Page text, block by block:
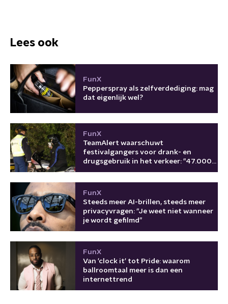
Lees ook
FunX
Pepperspray als zelfverdediging: mag
dat eigenlijk wel?
FunX
TeamAlert waarschuwt
festivalgangers voor drank- en
drugsgebruik in het verkeer: "47.000
FunX
Steeds meer AI-brillen, steeds meer
privacyvragen: “Je weet niet wanneer
je wordt gefilmd”
FunX
Van 'clock it' tot Pride: waarom
ballroomtaal meer is dan een
internettrend